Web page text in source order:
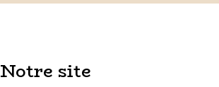
Notre site